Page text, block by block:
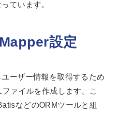
ています。
設定
ーザー情報を取得するため
ァイルを作成します。こ
などのORMツールと組